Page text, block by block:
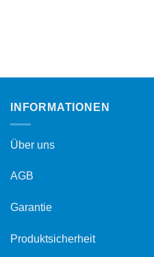
INFORMATIONEN
Über uns
AGB
Garantie
Produktsicherheit